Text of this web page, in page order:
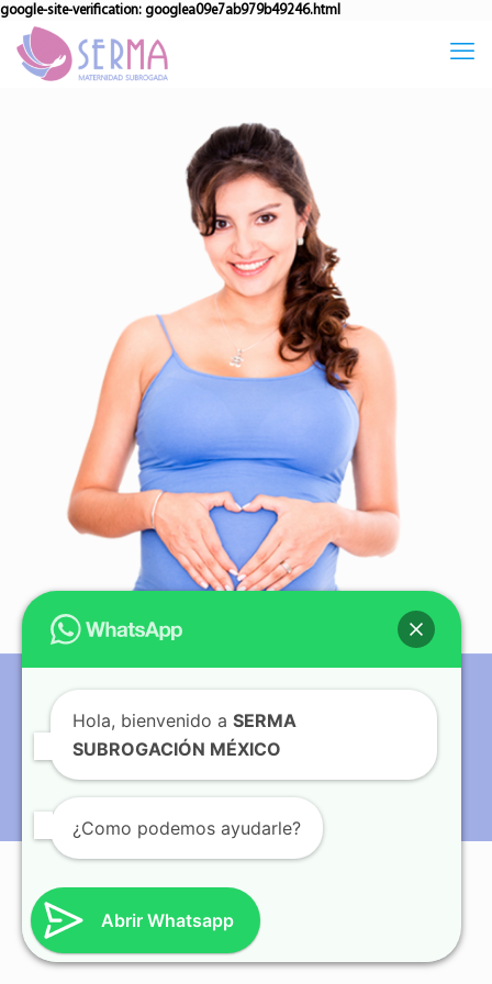
google-site-verification: googlea09e7ab979b49246.html
© Copyright 2012 - 2024| Serma Subrogación AC.| Todos los
Hola, bienvenido a SERMA
SUBROGACIÓN MÉXICO
¿Como podemos ayudarle?
Abrir Whatsapp